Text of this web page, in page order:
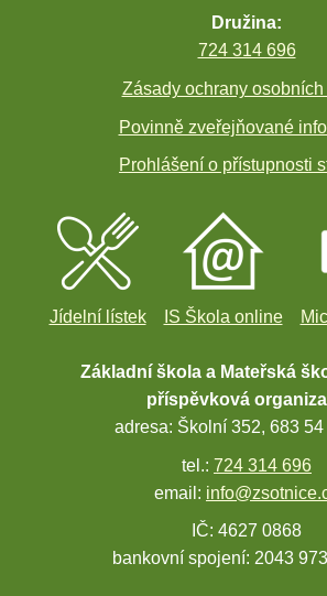
Družina:
724 314 696
Zásady ochrany osobních
Povinně zveřejňované
Prohlášení o přístupnosti
Jídelní lístek IS Škola online
Základní škola a Mateřská
příspěvková
adresa: Školní 352, 683
tel.: 724 314 696
email:
IČ: 4627 0868
bankovní spojení: 2043